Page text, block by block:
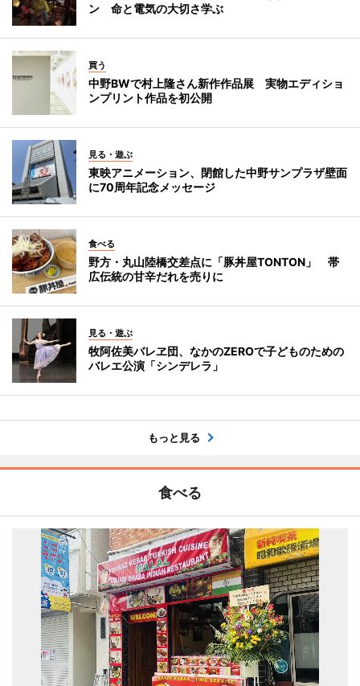
ン 命と電気の大切さ学ぶ
買う
中野BWで村上隆さん新作作品展 実物エディショ
ンプリント作品を初公開
見る・遊ぶ
東映アニメーション、閉館した中野サンプラザ壁面
に70周年記念メッセージ
食べる
野方・丸山陸橋交差点に「豚丼屋TONTON」 帯
広伝統の甘辛だれを売りに
見る・遊ぶ
牧阿佐美バレヱ団、なかのZEROで子どものための
バレエ公演「シンデレラ」
もっと見る
食べる